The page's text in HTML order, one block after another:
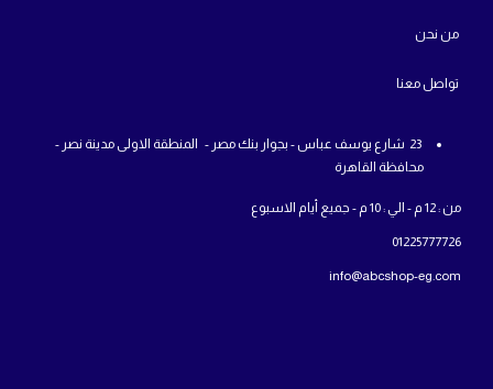
من نحن
تواصل معنا
23 شارع يوسف عباس - بجوار بنك مصر - المنطقة الاولى مدينة نصر -
محافظة القاهرة
من : 12 م - الي : 10 م - جميع أيام الاسبوع
01225777726
info@abcshop-eg.com